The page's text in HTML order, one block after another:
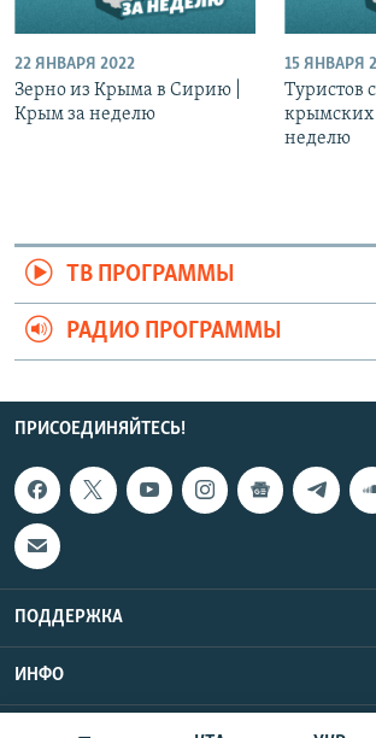
22 ЯНВАРЯ 2022
Зерно из Крыма в Сирию |
Крым за неделю
15 ЯНВАРЯ
Туристов
крымских
неделю
ТВ ПРОГРАММЫ
РАДИО ПРОГРАММЫ
ПРИСОЕДИНЯЙТЕСЬ!
ПОДДЕРЖКА
ИНФО